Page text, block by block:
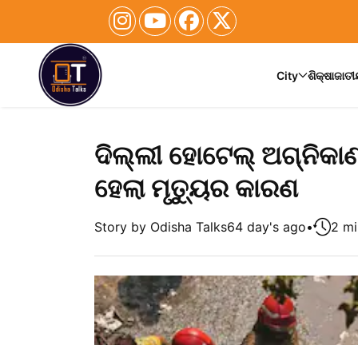
City ଶିକ୍ଷା
ଦିଲ୍ଲୀ ହୋଟେଲ୍
ହେଲା ମୃତ୍ୟୁର କାରଣ
Story by Odisha Talks64 day's ago• 2